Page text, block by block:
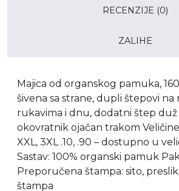
RECENZIJE (0)
ZALIHE
Majica od organskog pamuka,
šivena sa strane, dupli štepovi
rukavima i dnu, dodatni štep duž
okovratnik ojačan trakom Veličine:
XXL, 3XL .10, .90 – dostupno u
Sastav: 100% organski pamuk
Preporučena štampa: sito,
štampa